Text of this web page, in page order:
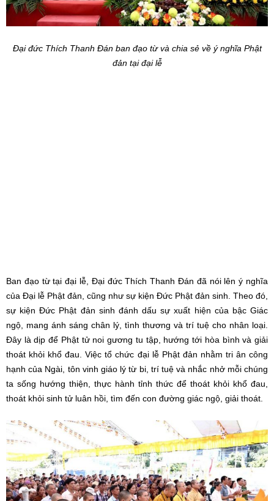
Đại đức Thích Thanh Đán ban đạo từ và chia sẻ về ý nghĩa Phật
đản tại đại lễ
Ban đạo từ tại đại lễ, Đại đức Thích Thanh Đán đã nói lên ý nghĩa
của Đại lễ Phật đản, cũng như sự kiện Đức Phật đản sinh. Theo đó,
sự kiện Đức Phật đản sinh đánh dấu sự xuất hiện của bậc Giác
ngộ, mang ánh sáng chân lý, tình thương và trí tuệ cho nhân loại.
Đây là dịp để Phật tử noi gương tu tập, hướng tới hòa bình và giải
thoát khỏi khổ đau. Việc tổ chức đại lễ Phật đản nhằm tri ân công
hạnh của Ngài, tôn vinh giáo lý từ bi, trí tuệ và nhắc nhở mỗi chúng
ta sống hướng thiện, thực hành tỉnh thức để thoát khỏi khổ đau,
thoát khỏi sinh tử luân hồi, tìm đến con đường giác ngộ, giải thoát.